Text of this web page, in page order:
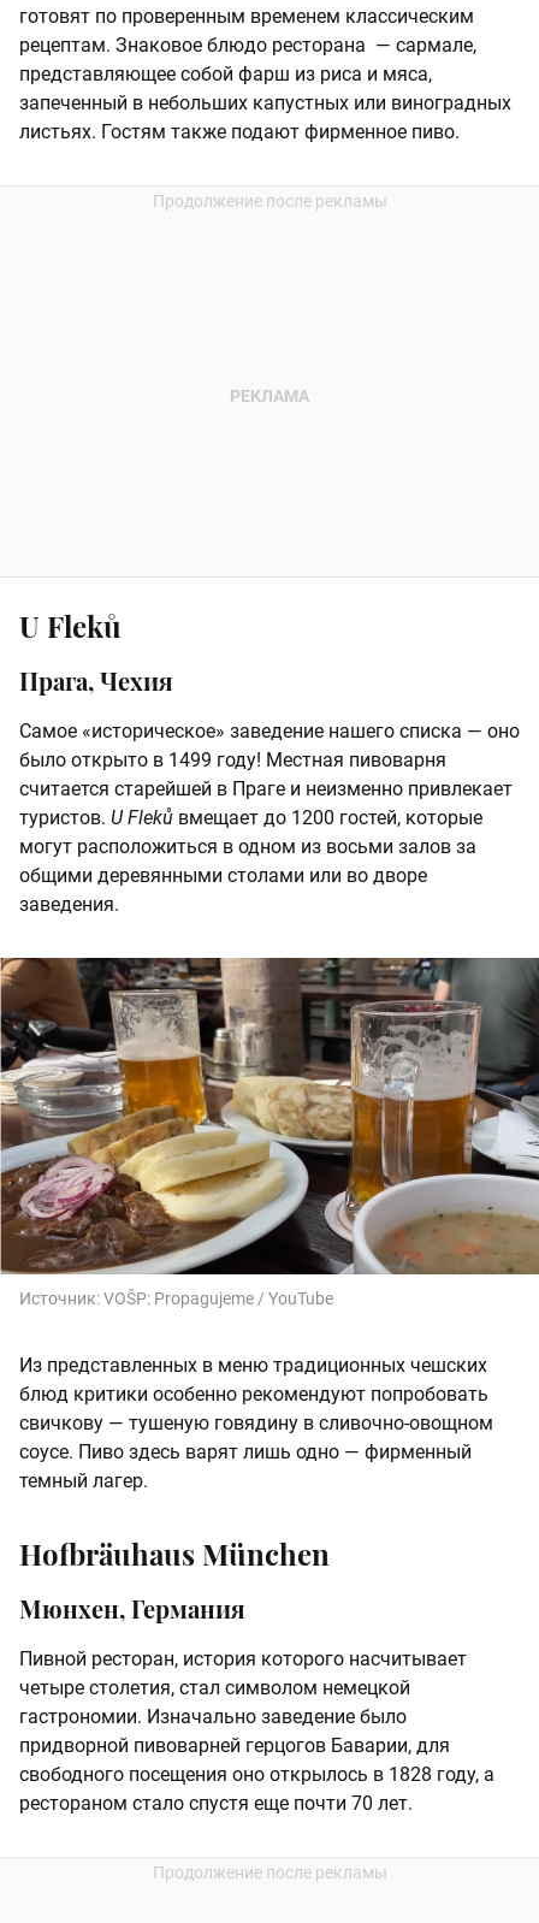
готовят по проверенным временем классическим
рецептам. Знаковое блюдо ресторана — сармале,
представляющее собой фарш из риса и мяса,
запеченный в небольших капустных или виноградных
листьях. Гостям также подают фирменное пиво.
U Fleků
Прага, Чехия
Самое «историческое» заведение нашего списка — оно
было открыто в 1499 году! Местная пивоварня
считается старейшей в Праге и неизменно привлекает
туристов. U Fleků вмещает до 1200 гостей, которые
могут расположиться в одном из восьми залов за
общими деревянными столами или во дворе
заведения.
Источник:VOŠP: Propagujeme / YouTube
Из представленных в меню традиционных чешских
блюд критики особенно рекомендуют попробовать
свичкову — тушеную говядину в сливочно-овощном
соусе. Пиво здесь варят лишь одно — фирменный
темный лагер.
Hofbräuhaus München
Мюнхен, Германия
Пивной ресторан, история которого насчитывает
четыре столетия, стал символом немецкой
гастрономии. Изначально заведение было
придворной пивоварней герцогов Баварии, для
свободного посещения оно открылось в 1828 году, а
рестораном стало спустя еще почти 70 лет.